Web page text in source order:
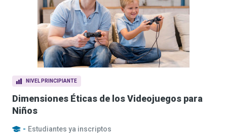
NIVEL PRINCIPIANTE
Dimensiones Éticas de los Videojuegos para
Niños
- Estudiantes ya inscriptos